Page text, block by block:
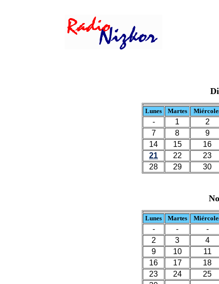
Lunes Martes
- 1
2
7
8
9
14
15
16
21
22
23
28
29 30
Lunes Martes
- -
-
2
3
4
9
10
11
16
17
18
23
24
25